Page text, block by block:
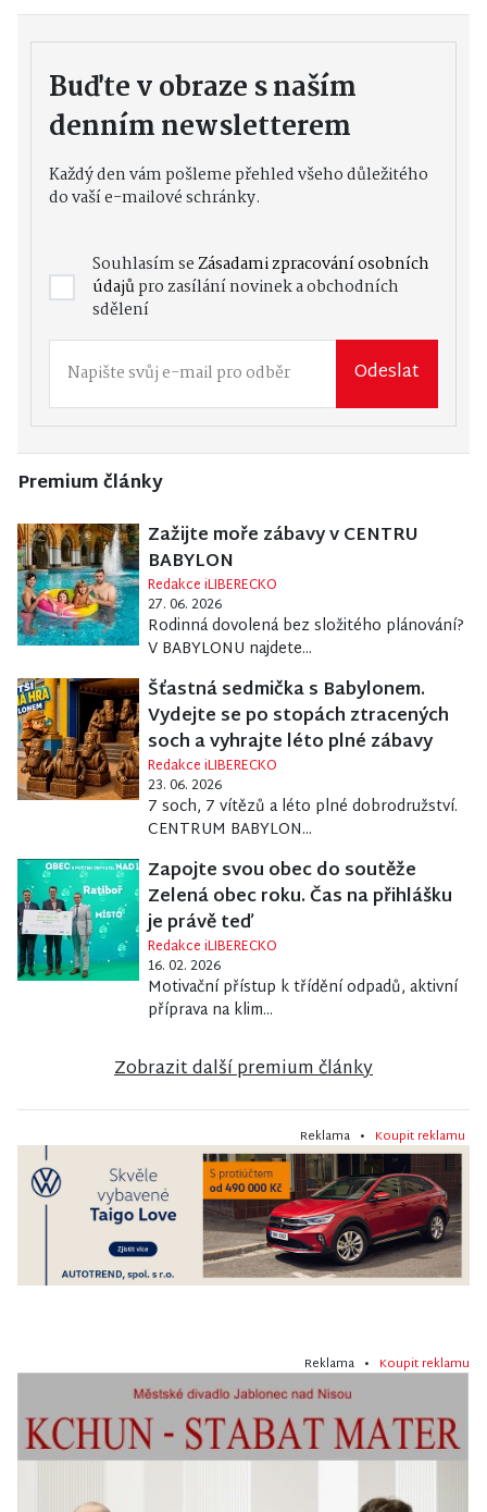
Buďte v obraze s naším
denním newsletterem
Každý den vám pošleme přehled všeho důležitého
do vaší e-mailové schránky.
Souhlasím seZásadami zpracování osobních
údajůpro zasílání novinek a obchodních
sdělení
Odeslat
Premium články
Zažijte moře zábavy v CENTRU
BABYLON
Redakce iLIBERECKO
27. 06. 2026
Rodinná dovolená bez složitého plánování?
V BABYLONU najdete...
Šťastná sedmička s Babylonem.
Vydejte se po stopách ztracených
soch a vyhrajte léto plné zábavy
Redakce iLIBERECKO
23. 06. 2026
7 soch, 7 vítězů a léto plné dobrodružství.
CENTRUM BABYLON...
Zapojte svou obec do soutěže
Zelená obec roku. Čas na přihlášku
je právě teď
Redakce iLIBERECKO
16. 02. 2026
Motivační přístup k třídění odpadů, aktivní
příprava na klim...
Zobrazit další premium články
Reklama • Koupit reklamu
Reklama • Koupit reklamu